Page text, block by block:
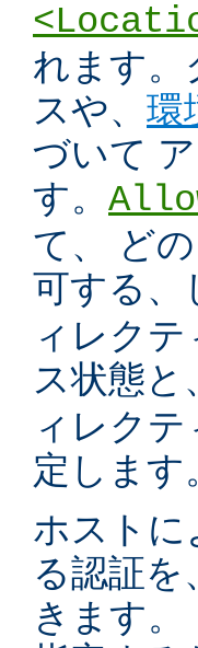
れます。
スや、 環
づいて
す。
て、 ど
可する
ィレク
ス状態と
ィレク
定します
ホストに
る認証
きます